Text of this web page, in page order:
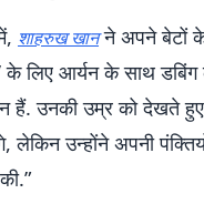
शाहरुख खानने अपने बेटों
के लिए आर्यन के साथ डबिंग
हैं. उनकी उम्र को देखते
लेकिन उन्होंने अपनी